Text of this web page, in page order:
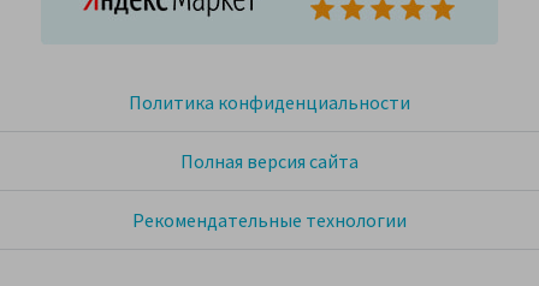
Политика конфиденциальности
Полная версия сайта
Рекомендательные технологии